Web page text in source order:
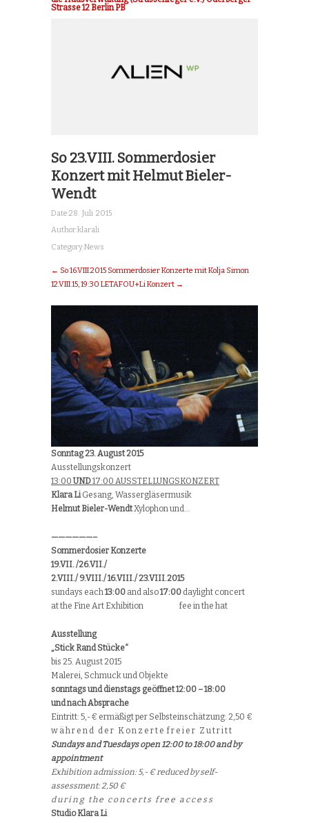
Strasse 12 Berlin PB
So 23.VIII. Sommerdosier
Konzert mit Helmut Bieler-
Wendt
Date:28. Juli 2015
Author:klarali
Category:News
← So 16.VIII.2015 Sommerdosier Konzerte mit Kolja Simon
12.VIII.15, 19:30 LETAFOU+Li Konzert →
Sonntag 23. August 2015
Ausstellungskonzert
13:00 UND17:00 AUSSTELLUNGSKONZERT
Klara Li Gesang, Wassergläsermusik
Helmut Bieler-WendtXylophon und…
——————–
Sommerdosier Konzerte
19.VII. /26.VII./
2.VIII./ 9.VIII./ 16.VIII./ 23.VIII.2015
sundays each13:00 and also17:00 daylight concert
at the Fine Art Exhibition fee in the hat
Ausstellung
„Stick Rand Stücke“
bis 25. August 2015
Malerei, Schmuck und Objekte
sonntags und dienstags geöffnet 12:00 – 18:00
und nach Absprache
Eintritt: 5,-€ ermäßigt per Selbsteinschätzung: 2,50 €
w ä h r e n d d e r K o n z e r t e f r e i e r Z u t r i t t
Sundaysand Tuesdays open 12:00 to 18:00 and by
appointment
Exhibition admission: 5,- € reduced by self-
assessment: 2,50 €
d u r i n g t h e c o n c e r t s f r e e a c c e s s
Studio Klara Li